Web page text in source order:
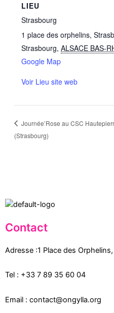
LIEU
Strasbourg
1 place des orphelins,
Strasbourg, ALSACE BAS-
Google Map
Voir Lieu site web
Journée’Rose au CSC
(Strasbourg)
Contact
Adresse :1 Place des
Tel : +33 7 89 35 60 04
Email : contact@ongylla.org